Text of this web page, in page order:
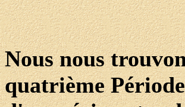
Nous nous
quatrième